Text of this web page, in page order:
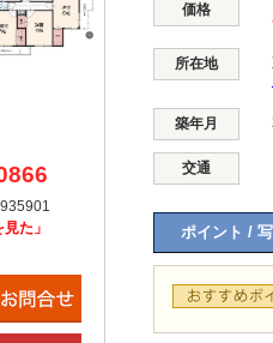
価格
所在地
築年月
交通
ポイント /
た」